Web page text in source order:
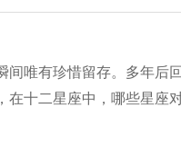
唯有珍惜留存。多年后
十二星座中，哪些星座